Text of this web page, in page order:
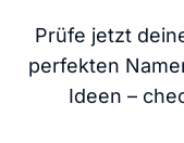
Prüfe jetzt
perfekten
Ideen –